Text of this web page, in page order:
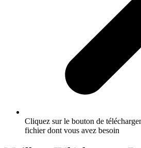
Cliquez sur le bouton de
fichier dont vous avez besoin